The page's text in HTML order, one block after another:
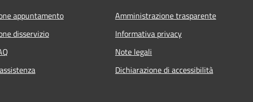
appuntamento
disservizio
Amministrazione trasparente
Informativa privacy
Note legali
Dichiarazione di accessibilità